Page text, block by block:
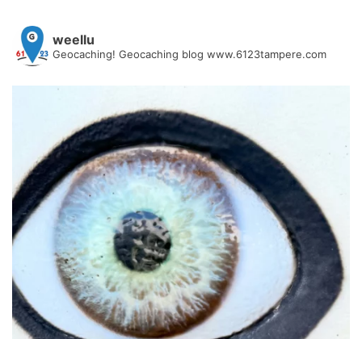
weellu
Geocaching! Geocaching blog www.6123tampere.com